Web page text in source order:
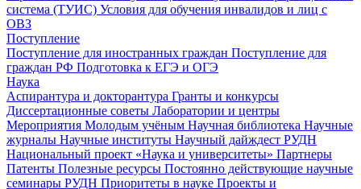
система (ТУИС) Условия для обучения инвалидов и лиц с
ОВЗ
Поступление
Поступление для иностранных граждан Поступление для
граждан РФ Подготовка к ЕГЭ и ОГЭ
Наука
Аспирантура и докторантура Гранты и конкурсы
Диссертационные советы Лаборатории и центры
Мероприятия Молодым учёным Научная библиотека Научные
журналы Научные институты Научный дайждест РУДН
Национальный проект «Наука и университеты» Партнеры
Патенты Полезные ресурсы Постоянно действующие научные
семинары РУДН Приоритеты в науке Проекты и